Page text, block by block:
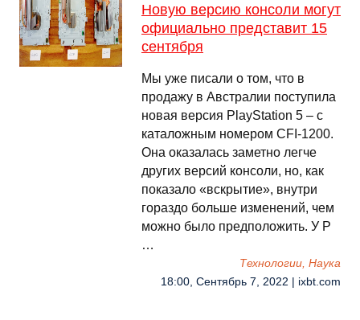
Новую версию консоли могут
официально представит 15
сентября
Мы уже писали о том, что в
продажу в Австралии поступила
новая версия PlayStation 5 – с
каталожным номером CFI-1200.
Она оказалась заметно легче
других версий консоли, но, как
показало «вскрытие», внутри
гораздо больше изменений, чем
можно было предположить. У P
…
Технологии, Наука
18:00, Сентябрь 7, 2022 | ixbt.com